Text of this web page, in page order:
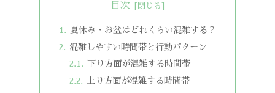
目次
夏休み・お盆はどれくらい混雑する？
混雑しやすい時間帯と行動パターン
下り方面が混雑する時間帯
上り方面が混雑する時間帯